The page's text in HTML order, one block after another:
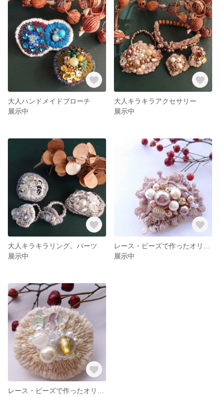
大人ハンドメイドブローチ
展示中
大人キラキラアクセサリー
展示中
大人キラキラリング。パーツ
展示中
展示中